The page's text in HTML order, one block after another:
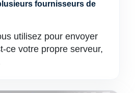
fournisseurs de
utilisez pour envoyer
ce votre propre serveur,